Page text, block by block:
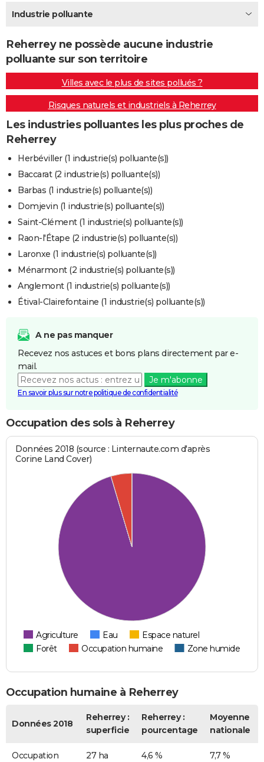
Destinations
City break
Voyage nature
Voyage de noces
Forum
Climat
+PHOTO
GUIDES D'ACHAT
BONS PLANS
CARTE DE VOEUX
Carte de Noël
Carte Bonne année
Carte Saint-Valentin
Carte Pâques
Carte d'anniversaire
DICTIONNAIRE
Dictionnaire
Biographies
Citations
Expressions
Proverbes
PROGRAMME TV
COPAINS D'AVANT
S'inscrire
Se connecter
Lycées
Collèges
Primaires
Universités
Entreprises
Service militaire
Avis de recherche
AVIS DE DÉCÈS
FORUM
Bricolage
Lifestyle
Culture
Sport
Auto
Television
Voyage
Cinema
Industrie polluante
Reherrey ne possède aucune industrie
polluante sur son territoire
Villes avec le plus de sites pollués ?
Risques naturels et industriels à Reherrey
Les industries polluantes les plus proches de
Reherrey
Herbéviller (1 industrie(s) polluante(s))
Baccarat (2 industrie(s) polluante(s))
Barbas (1 industrie(s) polluante(s))
Domjevin (1 industrie(s) polluante(s))
Saint-Clément (1 industrie(s) polluante(s))
Raon-l'Étape (2 industrie(s) polluante(s))
Laronxe (1 industrie(s) polluante(s))
Ménarmont (2 industrie(s) polluante(s))
Anglemont (1 industrie(s) polluante(s))
Étival-Clairefontaine (1 industrie(s) polluante(s))
A ne pas manquer
Recevez nos astuces et bons plans directement par e-
mail.
Je m'abonne
En savoir plus sur notre politique de confidentialité
Occupation des sols à Reherrey
Données 2018 (source : Linternaute.com d'après
Corine Land Cover)
Agriculture Eau
Espace naturel
Forêt
Occupation humaine Zone humide
Occupation humaine à Reherrey
Données 2018
Reherrey :
superficie
Reherrey :
pourcentage
Moyenne
nationale
Occupation
27 ha 4,6 % 7,7 %